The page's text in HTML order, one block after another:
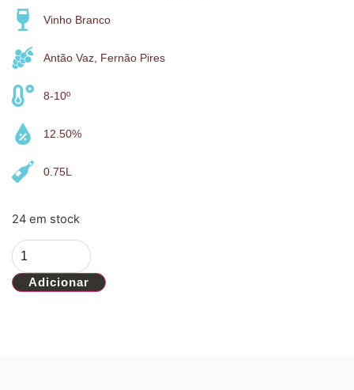
Vinho Branco
Antão Vaz, Fernão Pires
8-10º
12.50%
0.75L
24 em stock
Adicionar